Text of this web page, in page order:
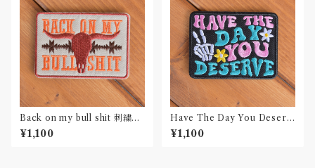
Back on my bull shit 刺繍ワ
ッペン Patch
¥1,100
Have The Day You Deserv
e 刺繍ワッペン Patch
¥1,100